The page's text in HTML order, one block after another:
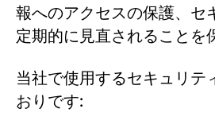
報へのアクセスの保護、セ
定期的に見直されることを
当社で使用するセキュリテ
おりです: